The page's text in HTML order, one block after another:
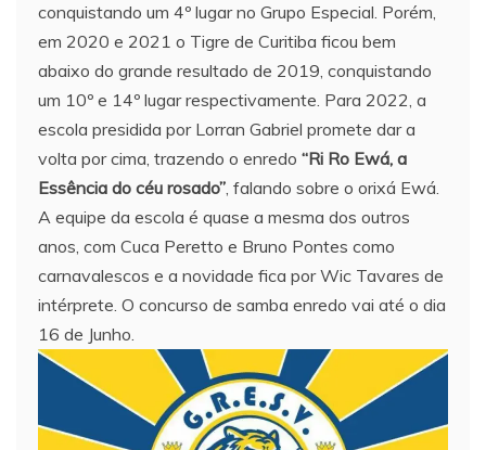
conquistando um 4º lugar no Grupo Especial. Porém,
em 2020 e 2021 o Tigre de Curitiba ficou bem
abaixo do grande resultado de 2019, conquistando
um 10º e 14º lugar respectivamente. Para 2022, a
escola presidida por Lorran Gabriel promete dar a
volta por cima, trazendo o enredo “Ri Ro Ewá, a
Essência do céu rosado”, falando sobre o orixá Ewá.
A equipe da escola é quase a mesma dos outros
anos, com Cuca Peretto e Bruno Pontes como
carnavalescos e a novidade fica por Wic Tavares de
intérprete. O concurso de samba enredo vai até o dia
16 de Junho.